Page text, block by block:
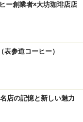
ー創業者×大坊珈琲店店
表参道コーヒー）
店の記憶と新しい魅力